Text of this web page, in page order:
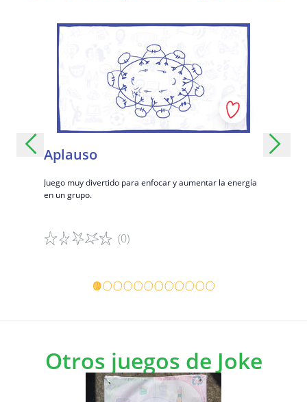
Aplauso
Juego muy divertido para enfocar y aumentar la energía
en un grupo.
(0)
Detalles del juego
Otros juegos de Joke